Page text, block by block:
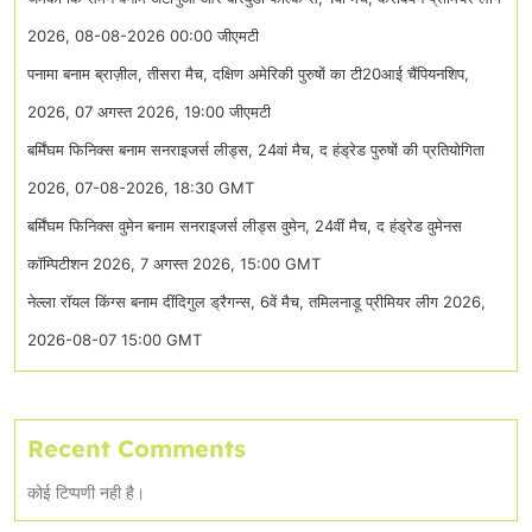
2026, 08-08-2026 00:00 जीएमटी
पनामा बनाम ब्राज़ील, तीसरा मैच, दक्षिण अमेरिकी पुरुषों का टी20आई चैंपियनशिप,
2026, 07 अगस्त 2026, 19:00 जीएमटी
बर्मिंघम फिनिक्स बनाम सनराइजर्स लीड्स, 24वां मैच, द हंड्रेड पुरुषों की प्रतियोगिता
2026, 07-08-2026, 18:30 GMT
बर्मिंघम फिनिक्स वुमेन बनाम सनराइजर्स लीड्स वुमेन, 24वीं मैच, द हंड्रेड वुमेनस
कॉम्पिटीशन 2026, 7 अगस्त 2026, 15:00 GMT
नेल्ला रॉयल किंग्स बनाम दींदिगुल ड्रैगन्स, 6वें मैच, तमिलनाडू प्रीमियर लीग 2026,
2026-08-07 15:00 GMT
Recent Comments
कोई टिप्पणी नही है।